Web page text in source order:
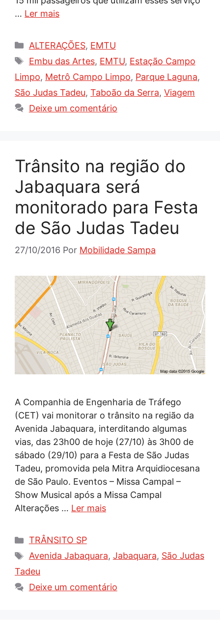
… Ler mais
Categorias
ALTERAÇÕES, EMTU
Tags
Embu das Artes, EMTU, Estação Campo
Limpo, Metrô Campo Limpo, Parque Laguna,
São Judas Tadeu, Taboão da Serra, Viagem
Deixe um comentário
Trânsito na região do
Jabaquara será
monitorado para Festa
de São Judas Tadeu
27/10/2016 Por Mobilidade Sampa
A Companhia de Engenharia de Tráfego
(CET) vai monitorar o trânsito na região da
Avenida Jabaquara, interditando algumas
vias, das 23h00 de hoje (27/10) às 3h00 de
sábado (29/10) para a Festa de São Judas
Tadeu, promovida pela Mitra Arquidiocesana
de São Paulo. Eventos – Missa Campal –
Show Musical após a Missa Campal
Alterações … Ler mais
Categorias
TRÂNSITO SP
Tags
Avenida Jabaquara, Jabaquara, São Judas
Tadeu
Deixe um comentário